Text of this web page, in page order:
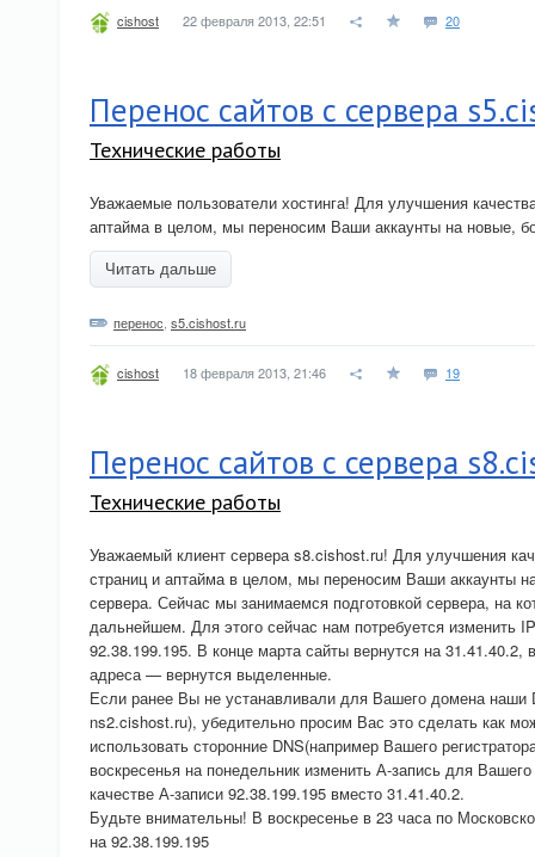
cishost 22 февраля 2013, 22:51 20
Перенос сайтов с сервера
Технические работы
Уважаемые пользователи хостинга! Для улучшения
аптайма в целом, мы переносим Ваши аккаунты на новые,
Читать дальше
перенос s5.cishost.ru
cishost 18 февраля 2013, 21:46 19
Перенос сайтов с сервера
Технические работы
Уважаемый клиент сервера s8.cishost.ru! Для улучшения
страниц и аптайма в целом, мы переносим Ваши аккаунты
сервера. Сейчас мы занимаемся подготовкой сервера, на
дальнейшем. Для этого сейчас нам потребуется изменить
92.38.199.195. В конце марта сайты вернутся на
адреса — вернутся выделенные.
Если ранее Вы не устанавливали для Вашего домена наши
ns2.cishost.ru), убедительно просим Вас это сделать как
использовать сторонние DNS(например Вашего
воскресенья на понедельник изменить А-запись для
качестве А-записи 92.38.199.195 вместо 31.41.40.2.
Будьте внимательны! В воскресенье в 23 часа по
на 92.38.199.195